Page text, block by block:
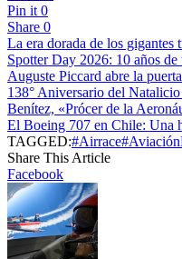
Pin it 0
Share 0
La era dorada de los gigantes
Spotter Day 2026: 10 años
Auguste Piccard abre la
138° Aniversario del
Benítez, «Prócer de la
El Boeing 707 en Chile: Una
TAGGED:#Airrace
Share This Article
Facebook